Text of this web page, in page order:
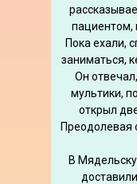
пациентом,
Пока ехали,
заниматься,
Он
мультики,
открыл
Преодолевая
В